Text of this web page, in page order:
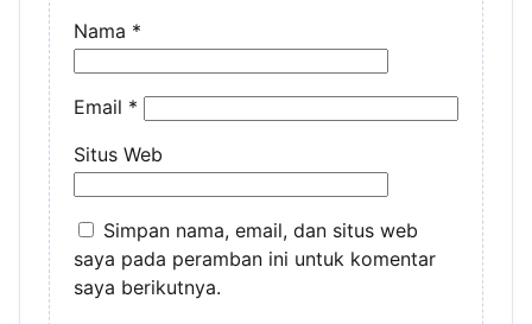
Nama *
Email *
Situs Web
Simpan nama, email, dan situs web
saya pada peramban ini untuk komentar
saya berikutnya.